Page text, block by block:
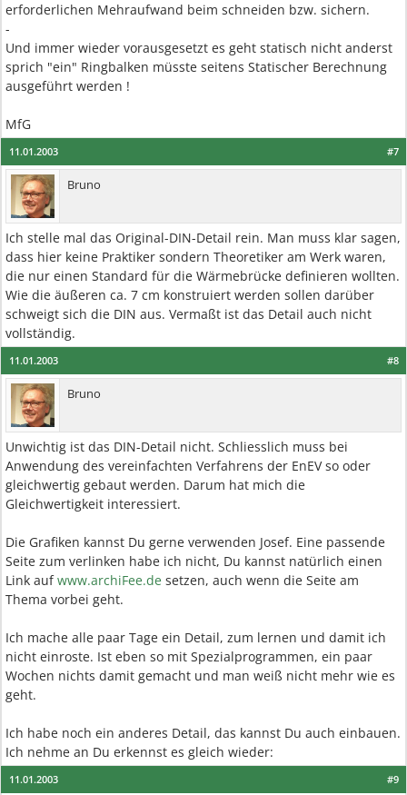
erforderlichen Mehraufwand beim schneiden bzw. sichern.
-
Und immer wieder vorausgesetzt es geht statisch nicht anderst
sprich "ein" Ringbalken müsste seitens Statischer Berechnung
ausgeführt werden !
MfG
#7
11.01.2003
Bruno
Ich stelle mal das Original-DIN-Detail rein. Man muss klar sagen,
dass hier keine Praktiker sondern Theoretiker am Werk waren,
die nur einen Standard für die Wärmebrücke definieren wollten.
Wie die äußeren ca. 7 cm konstruiert werden sollen darüber
schweigt sich die DIN aus. Vermaßt ist das Detail auch nicht
vollständig.
#8
11.01.2003
Bruno
Unwichtig ist das DIN-Detail nicht. Schliesslich muss bei
Anwendung des vereinfachten Verfahrens der EnEV so oder
gleichwertig gebaut werden. Darum hat mich die
Gleichwertigkeit interessiert.
Die Grafiken kannst Du gerne verwenden Josef. Eine passende
Seite zum verlinken habe ich nicht, Du kannst natürlich einen
Link aufwww.archiFee.de setzen, auch wenn die Seite am
Thema vorbei geht.
Ich mache alle paar Tage ein Detail, zum lernen und damit ich
nicht einroste. Ist eben so mit Spezialprogrammen, ein paar
Wochen nichts damit gemacht und man weiß nicht mehr wie es
geht.
Ich habe noch ein anderes Detail, das kannst Du auch einbauen.
Ich nehme an Du erkennst es gleich wieder:
#9
11.01.2003